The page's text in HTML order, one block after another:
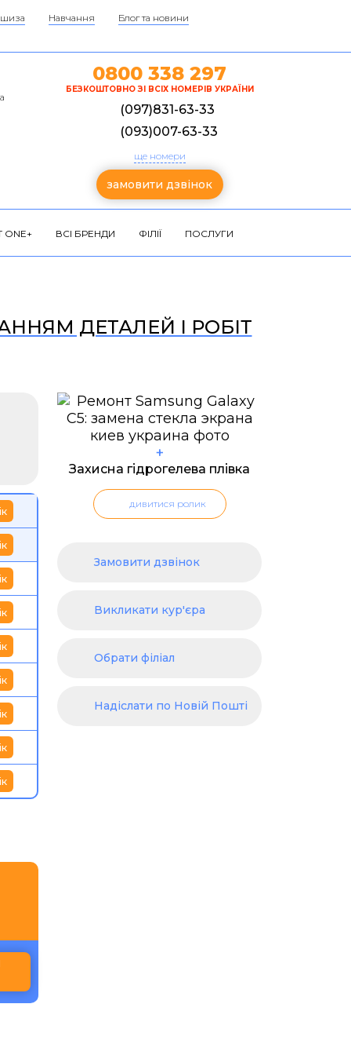
Навчання
Блог та новини
0800 338 297
БЕЗКОШТОВНО ЗІ ВСІХ НОМЕРІВ УКРАЇНИ
(097)831-63-33
(093)007-63-33
ще номери
замовити дзвінок
ВСІ БРЕНДИ ФІЛІЇ ПОСЛУГИ
ДЕТАЛЕЙ І РОБІТ
+
Захисна гідрогелева плівка
дивитися ролик
Замовити дзвінок
Викликати кур'єра
Обрати філіал
Надіслати по Новій Пошті